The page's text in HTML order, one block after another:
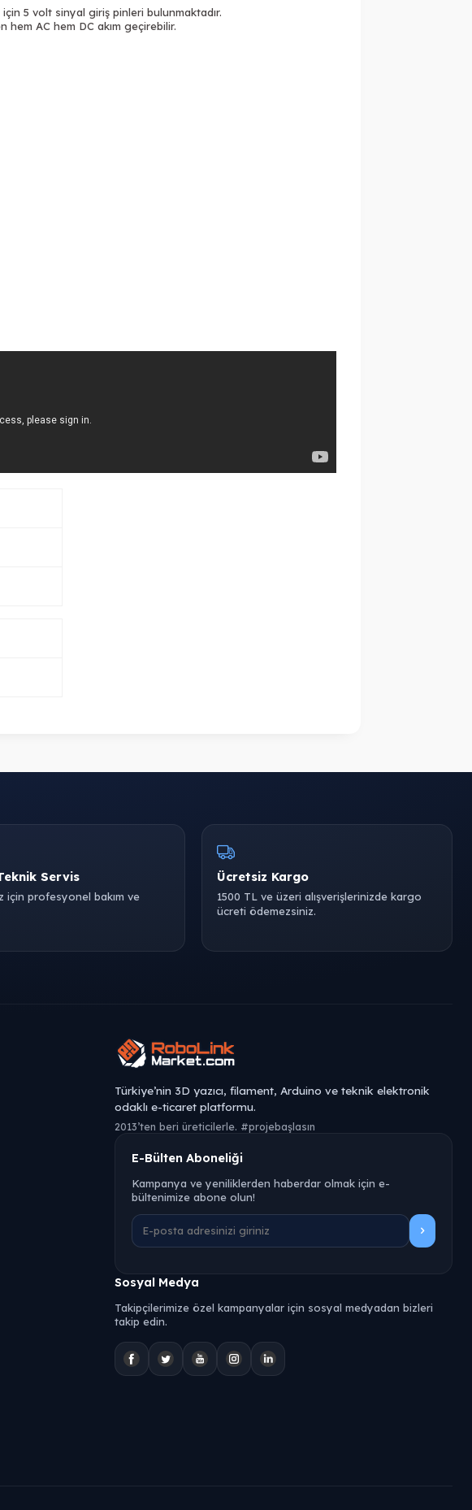
5 volt sinyal giriş pinleri bulunmaktadır.
AC hem DC akım geçirebilir.
Servis
için profesyonel bakım ve
Ücretsiz Kargo
1500 TL ve üzeri alışverişlerinizde kargo
ücreti ödemezsiniz.
Türkiye’nin 3D yazıcı, filament, Arduino ve teknik elektronik
odaklı e-ticaret platformu.
2013’ten beri üreticilerle. #projebaşlasın
E-Bülten Aboneliği
Kampanya ve yeniliklerden haberdar olmak için e-
bültenimize abone olun!
Sosyal Medya
Takipçilerimize özel kampanyalar için sosyal medyadan bizleri
takip edin.